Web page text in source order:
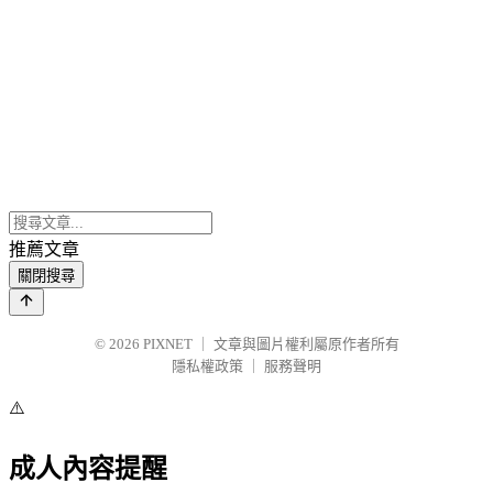
推薦文章
關閉搜尋
© 2026 PIXNET
文章與圖片權利屬原作者所有
隱私權政策
服務聲明
⚠️
成人內容提醒